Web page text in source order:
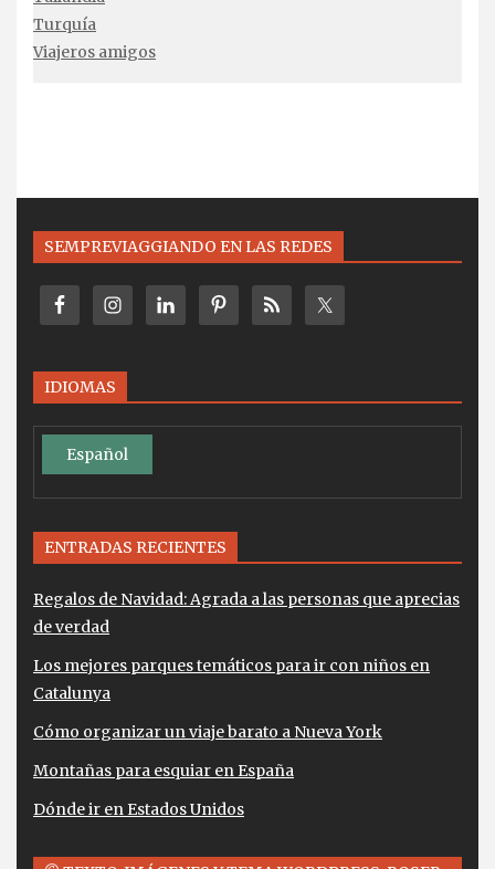
Turquía
Viajeros amigos
SEMPREVIAGGIANDO EN LAS REDES
IDIOMAS
Español
ENTRADAS RECIENTES
Regalos de Navidad: Agrada a las personas que aprecias
de verdad
Los mejores parques temáticos para ir con niños en
Catalunya
Cómo organizar un viaje barato a Nueva York
Montañas para esquiar en España
Dónde ir en Estados Unidos